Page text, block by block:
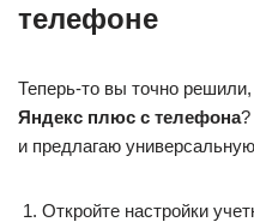
телефоне
Теперь-то вы точно
Яндекс плюс с телефона?
и предлагаю
Откройте настройки